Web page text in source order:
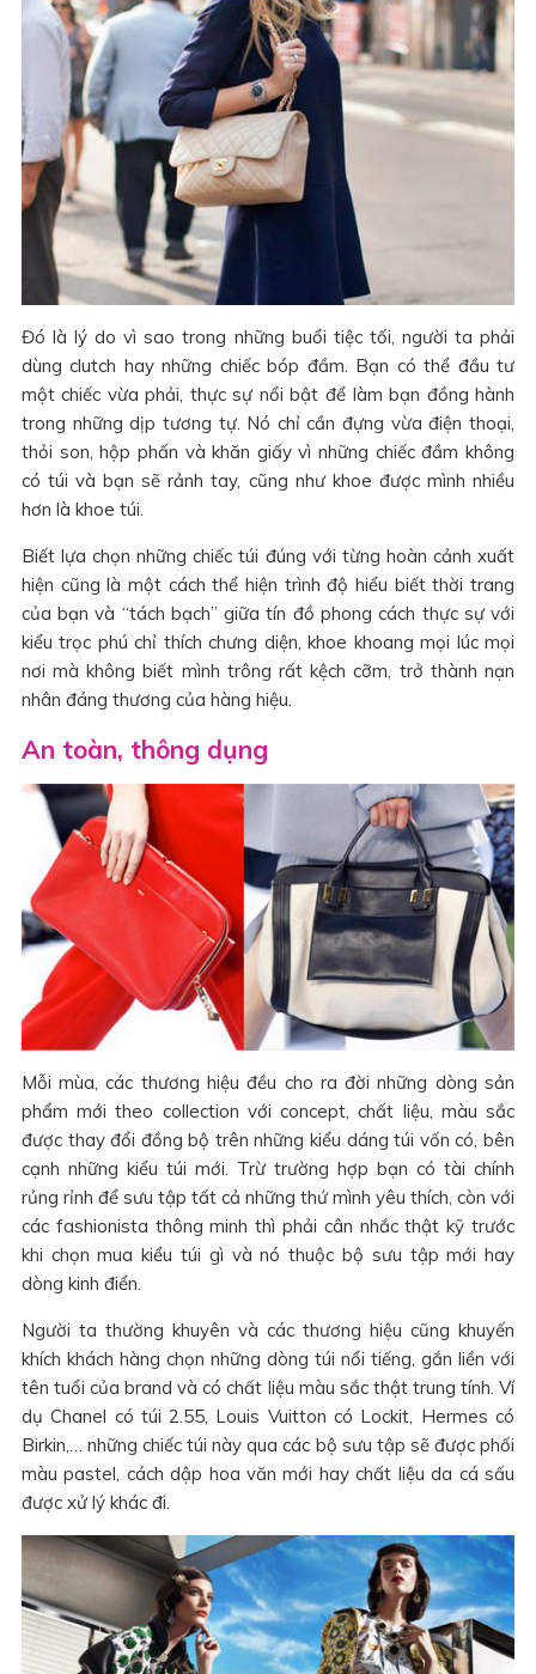
Đó là lý do vì sao trong những buổi tiệc tối, người ta phải
dùng clutch hay những chiếc bóp đầm. Bạn có thể đầu tư
một chiếc vừa phải, thực sự nổi bật để làm bạn đồng hành
trong những dịp tương tự. Nó chỉ cần đựng vừa điện thoại,
thỏi son, hộp phấn và khăn giấy vì những chiếc đầm không
có túi và bạn sẽ rảnh tay, cũng như khoe được mình nhiều
hơn là khoe túi.
Biết lựa chọn những chiếc túi đúng với từng hoàn cảnh xuất
hiện cũng là một cách thể hiện trình độ hiểu biết thời trang
của bạn và “tách bạch” giữa tín đồ phong cách thực sự với
kiểu trọc phú chỉ thích chưng diện, khoe khoang mọi lúc mọi
nơi mà không biết mình trông rất kệch cỡm, trở thành nạn
nhân đáng thương của hàng hiệu.
An toàn, thông dụng
Mỗi mùa, các thương hiệu đều cho ra đời những dòng sản
phẩm mới theo collection với concept, chất liệu, màu sắc
được thay đổi đồng bộ trên những kiểu dáng túi vốn có, bên
cạnh những kiểu túi mới. Trừ trường hợp bạn có tài chính
rủng rỉnh để sưu tập tất cả những thứ mình yêu thích, còn với
các fashionista thông minh thì phải cân nhắc thật kỹ trước
khi chọn mua kiểu túi gì và nó thuộc bộ sưu tập mới hay
dòng kinh điển.
Người ta thường khuyên và các thương hiệu cũng khuyến
khích khách hàng chọn những dòng túi nổi tiếng, gắn liền với
tên tuổi của brand và có chất liệu màu sắc thật trung tính. Ví
dụ Chanel có túi 2.55, Louis Vuitton có Lockit, Hermes có
Birkin,… những chiếc túi này qua các bộ sưu tập sẽ được phối
màu pastel, cách dập hoa văn mới hay chất liệu da cá sấu
được xử lý khác đi.